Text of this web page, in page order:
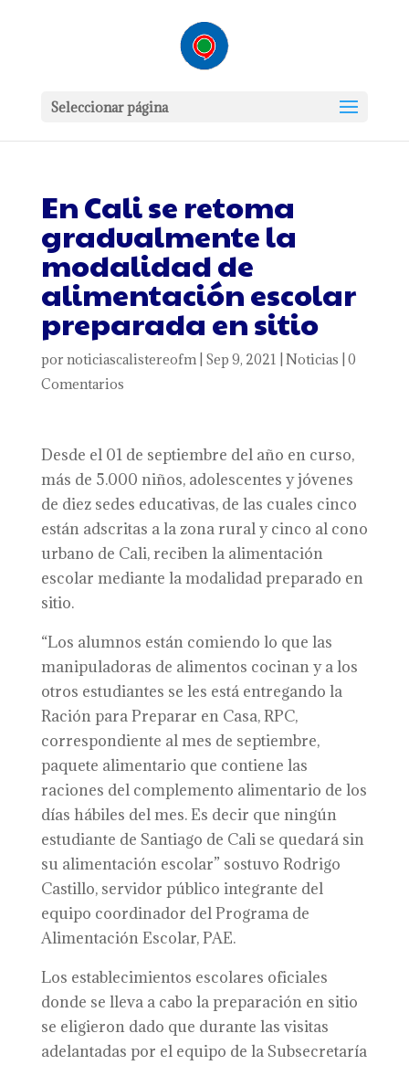
Seleccionar página
En Cali se retoma
gradualmente la
modalidad de
alimentación escolar
preparada en sitio
por noticiascalistereofm| Sep 9, 2021 Noticias 0
Comentarios
Desde el 01 de septiembre del año en curso,
más de 5.000 niños, adolescentes y jóvenes
de diez sedes educativas, de las cuales cinco
están adscritas a la zona rural y cinco al cono
urbano de Cali, reciben la alimentación
escolar mediante la modalidad preparado en
sitio.
“Los alumnos están comiendo lo que las
manipuladoras de alimentos cocinan y a los
otros estudiantes se les está entregando la
Ración para Preparar en Casa, RPC,
correspondiente al mes de septiembre,
paquete alimentario que contiene las
raciones del complemento alimentario de los
días hábiles del mes. Es decir que ningún
estudiante de Santiago de Cali se quedará sin
su alimentación escolar” sostuvo Rodrigo
Castillo, servidor público integrante del
equipo coordinador del Programa de
Alimentación Escolar, PAE.
Los establecimientos escolares oficiales
donde se lleva a cabo la preparación en sitio
se eligieron dado que durante las visitas
adelantadas por el equipo de la Subsecretaría